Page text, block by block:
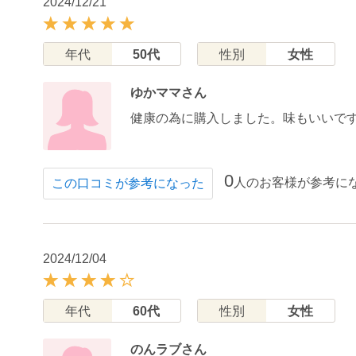
年代 50代 性別 女性
ゆかママさん
健康の為に購入しました。味もいいです
この口コミが参考になった 0人のお客様が参考に
2024/12/04
年代 60代 性別 女性
のんラブさん